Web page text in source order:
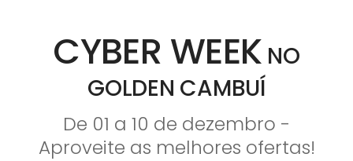
CYBER WEEK NO
GOLDEN CAMBUÍ
De 01 a 10 de dezembro -
Aproveite as melhores ofertas!